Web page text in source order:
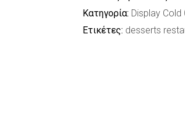
Κατηγορία: Display Cold
Ετικέτες: desserts